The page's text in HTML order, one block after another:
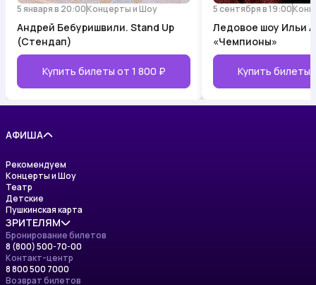
5 января в 20:00Концерты и Шоу
Андрей Бебуришвили. Stand Up
(Стендап)
Купить билеты от 1 800 ₽
5 сентября в 19:00
Ледовое шоу Ильи
«Чемпионы»
Купить билеты
АФИША
Рекомендуем
Концерты и Шоу
Театр
Детские
Пушкинская карта
ЗРИТЕЛЯМ
Изменения в афише
Правила приобретения билетов
Правила возврата билетов
Бронирование билетов
8 (800) 500-70-00
Контакт-центр
8 800 500 7000
Возврат билетов